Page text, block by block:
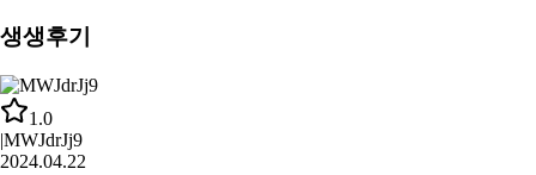
생생후기
1.0
|MWJdrJj9
2024.04.22